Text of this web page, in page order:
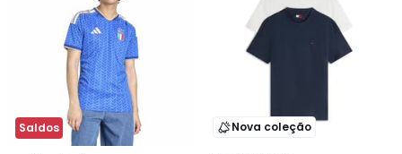
Saldos Nova coleção